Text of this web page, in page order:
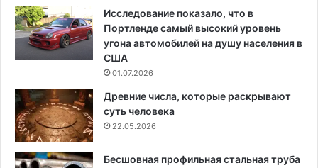
Исследование показало, что в
Портленде самый высокий уровень
угона автомобилей на душу населения в
США
01.07.2026
Древние числа, которые раскрывают
суть человека
22.05.2026
Бесшовная профильная стальная труба